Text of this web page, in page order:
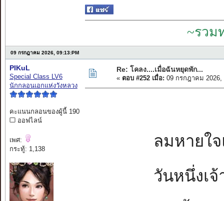
~รวม
09 กรกฎาคม 2026, 09:13:PM
PIKuL
Special Class LV6
นักกลอนเอกแห่งวังหลวง
คะแนนกลอนของผู้นี้ 190
ออฟไลน์
เพศ:
กระทู้: 1,138
Re: โคลง....เมื่อฉันหยุดพัก...
« ตอบ #252 เมื่อ: 09 กรกฎาคม 2026,
ลมหายใ
วันหนึ่งเ